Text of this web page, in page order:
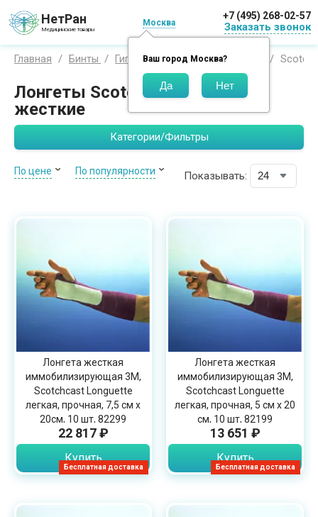
НетРан
Медицинские товары
Москва
Ваш город Москва?
+7 (495) 268-02-57
Заказать звонок
Главная Бинты Гипсы 3M Скотчкаст плюс
Лонгеты Scotchcast Longuette
жесткие
Категории/Фильтры
По цене По популярности Показывать:
Бесплатная доставка
Лонгета жесткая
иммобилизирующая 3М,
Scotchcast Longuette
легкая, прочная, 7,5 см х
20см, 10 шт, 82299
22 817 ₽
Купить
Бесплатная доставка
Лонгета жесткая
иммобилизирующая 3М,
Scotchcast Longuette
легкая, прочная, 5 см х 20
см, 10 шт, 82199
13 651 ₽
Купить